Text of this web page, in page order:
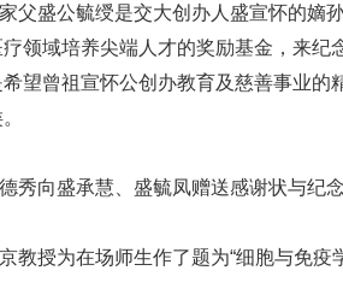
盛公毓绶是交大创办人盛宣怀的嫡孙
领域培养尖端人才的奖励基金，来
望曾祖宣怀公创办教育及慈善事业的
向盛承慧、盛毓凤赠送感谢状与纪念
授为在场师生作了题为“细胞与免疫